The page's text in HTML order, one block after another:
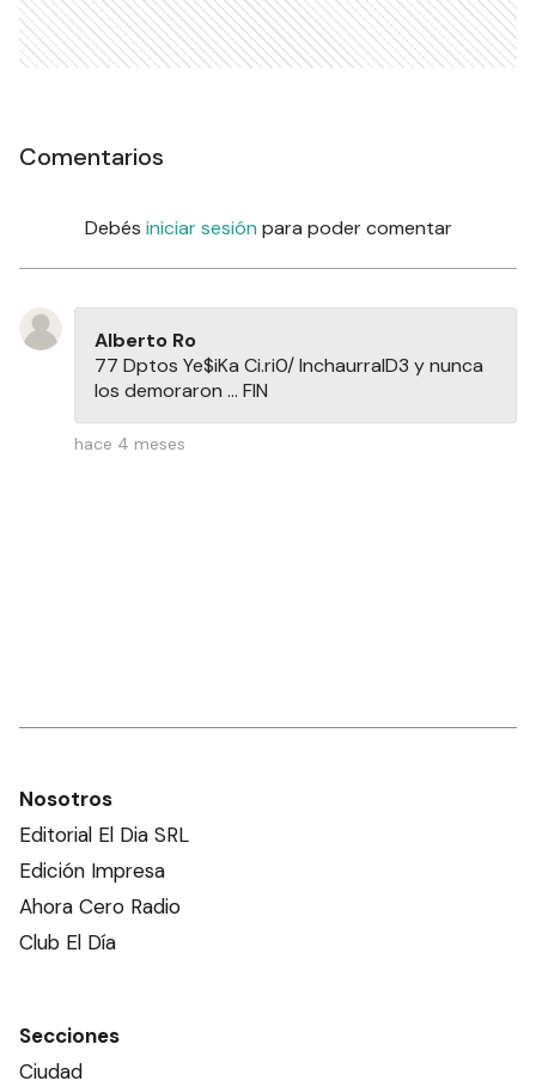
Comentarios
Debés iniciar sesión para poder comentar
Alberto Ro
77 Dptos Ye$iKa Ci.ri0/ InchaurralD3 y nunca
los demoraron ... FIN
hace 4 meses
Nosotros
Editorial El Dia SRL
Edición Impresa
Ahora Cero Radio
Club El Día
Secciones
Ciudad